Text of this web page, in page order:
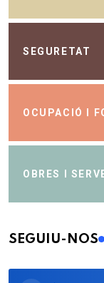
SEGURETAT
OCUPACIÓ I
OBRES I
SEGUIU-NOS